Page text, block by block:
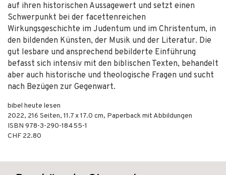
auf ihren historischen Aussagewert und setzt einen
Schwerpunkt bei der facettenreichen
Wirkungsgeschichte im Judentum und im Christentum, in
den bildenden Künsten, der Musik und der Literatur. Die
gut lesbare und ansprechend bebilderte Einführung
befasst sich intensiv mit den biblischen Texten, behandelt
aber auch historische und theologische Fragen und sucht
nach Bezügen zur Gegenwart.
bibel heute lesen
2022, 216 Seiten, 11.7 x 17.0 cm, Paperback mit Abbildungen
ISBN 978-3-290-18455-1
CHF 22.80